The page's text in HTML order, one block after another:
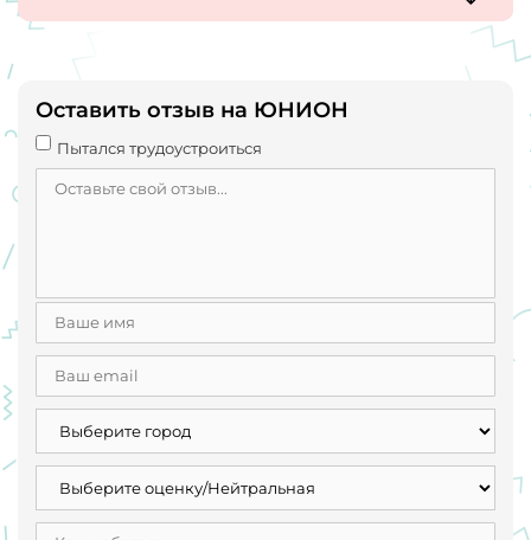
снизил % . Решил что наберёт новеньких .в итоге лютая
закрывающие документы оформлять.
Оставить отзыв на ЮНИОН
Пытался трудоустроиться